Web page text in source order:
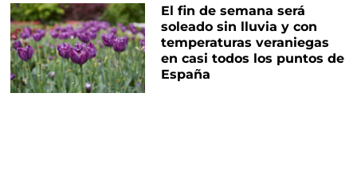
El fin de semana será
soleado sin lluvia y con
temperaturas veraniegas
en casi todos los puntos de
España